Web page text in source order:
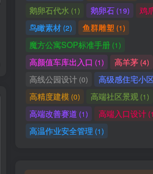
鹅卵石代水 (1) 鹅卵石(19) 鸡
鸟瞰素材(2) 鱼群雕塑 (1)
魔方公寓SOP标准手册(1)
高颜值车库出入口 (1) 高羊茅(4)
高线公园设计 (0) 高级感住宅小
高精度建模(0) 高端社区景观 (1)
高端改善赛道 (1) 高端入口设计
高温作业安全管理 (1)